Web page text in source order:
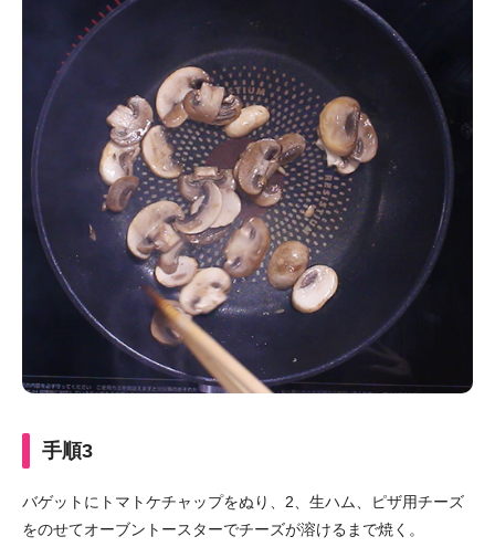
手順3
バゲットにトマトケチャップをぬり、2、生ハム、ピザ用チーズ
をのせてオーブントースターでチーズが溶けるまで焼く。